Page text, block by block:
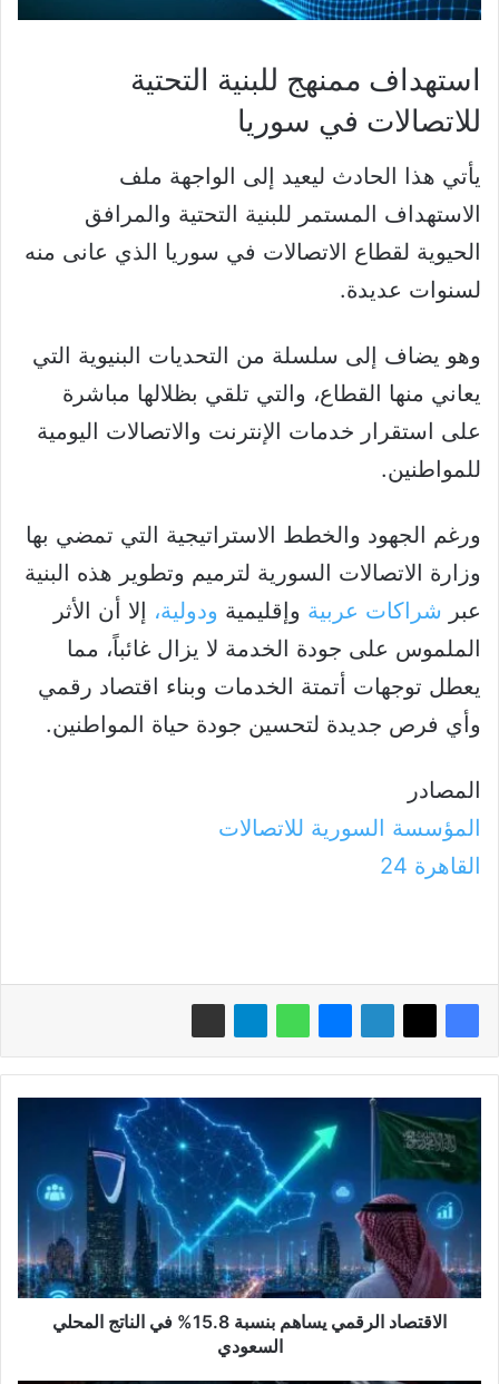
استهداف ممنهج للبنية التحتية
للاتصالات في سوريا
يأتي هذا الحادث ليعيد إلى الواجهة ملف
الاستهداف المستمر للبنية التحتية والمرافق
الحيوية لقطاع الاتصالات في سوريا الذي عانى منه
لسنوات عديدة.
وهو يضاف إلى سلسلة من التحديات البنيوية التي
يعاني منها القطاع، والتي تلقي بظلالها مباشرة
على استقرار خدمات الإنترنت والاتصالات اليومية
للمواطنين.
​ورغم الجهود والخطط الاستراتيجية التي تمضي بها
وزارة الاتصالات السورية لترميم وتطوير هذه البنية
عبر شراكات عربية وإقليمية ودولية، إلا أن الأثر
الملموس على جودة الخدمة لا يزال غائباً، مما
يعطل توجهات أتمتة الخدمات وبناء اقتصاد رقمي
وأي فرص جديدة لتحسين جودة حياة المواطنين.
المصادر
المؤسسة السورية للاتصالات
القاهرة 24
الرقمي
يساهم
بنسبة
15.8%
الناتج
المحلي
السعودي
الاقتصاد الرقمي يساهم بنسبة 15.8% في الناتج المحلي
السعودي